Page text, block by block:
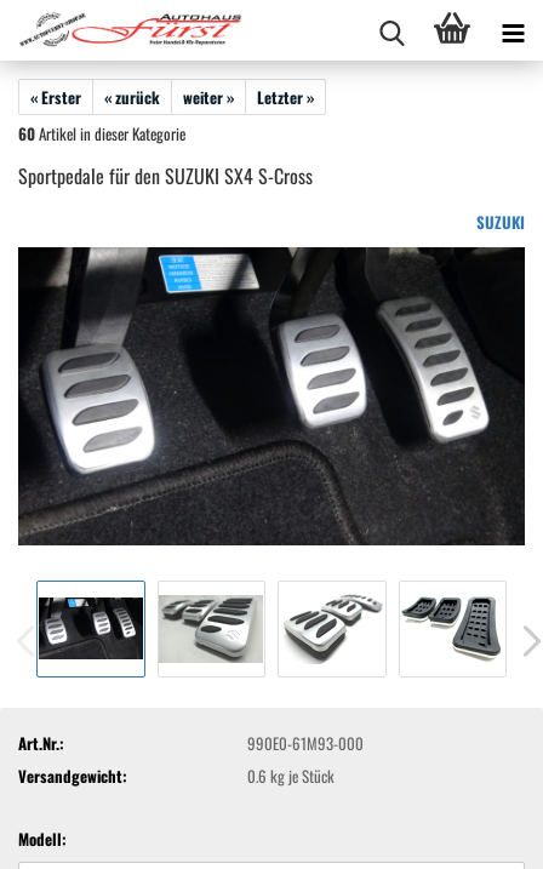
« Erster « zurück weiter »
Letzter »
60Artikel in dieser Kategorie
Sportpedale für den SUZUKI SX4 S-Cross
SUZUKI
Art.Nr.:
990E0-61M93-000
Versandgewicht:
0.6 kg je Stück
Modell: